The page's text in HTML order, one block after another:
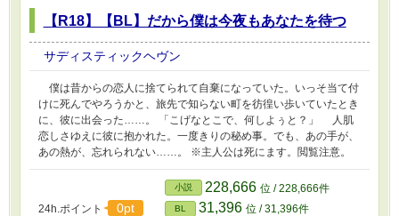
【R18】【BL】だから僕は今夜もあなたを待つ
サディスティックヘヴン
僕は昔からの恋人に捨てられて自棄になっていた。いっそ当て付
けに死んでやろうかと、旅先で知らない町を彷徨い歩いていたとき
に、彼に出会った……。 「こげなとこで、何しよぅと？」 人肌
恋しさゆえに彼に抱かれた。一度きりの秘め事。でも、あの手が、
あの熱が、忘れられない……。 ※主人公は死にます。閲覧注意。
24h.ポイント 0pt
小説 228,666 位 / 228,666件
BL 31,396 位 / 31,396件